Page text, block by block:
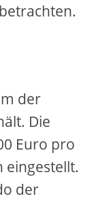
der
Die
Euro pro
eingestellt.
der